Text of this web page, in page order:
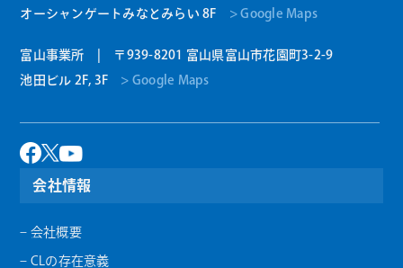
オーシャンゲートみなとみらい 8F > Google Maps
富山事業所 | 〒939-8201 富山県富山市花園町3-2-9
池田ビル 2F, 3F > Google Maps
会社情報
– 会社概要
– CLの存在意義